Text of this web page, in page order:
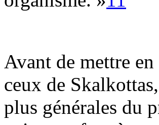
Avant de mettre
ceux de
plus générales du